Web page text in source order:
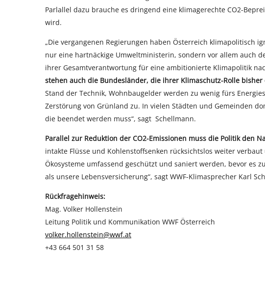
Parlallel dazu brauche es dringend eine klimagerechte CO2-
wird.
„Die vergangenen Regierungen haben Österreich klimapolitisch
nur eine hartnäckige Umweltministerin, sondern vor allem auch
ihrer Gesamtverantwortung für eine ambitionierte Klimapolitik
stehen auch die Bundesländer, die ihrer Klimaschutz-Rolle
Stand der Technik, Wohnbaugelder werden zu wenig fürs
Zerstörung von Grünland zu. In vielen Städten und Gemeinden
die beendet werden muss“, sagt Schellmann.
Parallel zur Reduktion der CO2-Emissionen muss die Politik den
intakte Flüsse und Kohlenstoffsenken rücksichtslos weiter
Ökosysteme umfassend geschützt und saniert werden, bevor es
als unsere Lebensversicherung“, sagt WWF-Klimasprecher Karl
Rückfragehinweis:
Mag. Volker Hollenstein
Leitung Politik und Kommunikation WWF Österreich
volker.hollenstein@wwf.at
+43 664 501 31 58